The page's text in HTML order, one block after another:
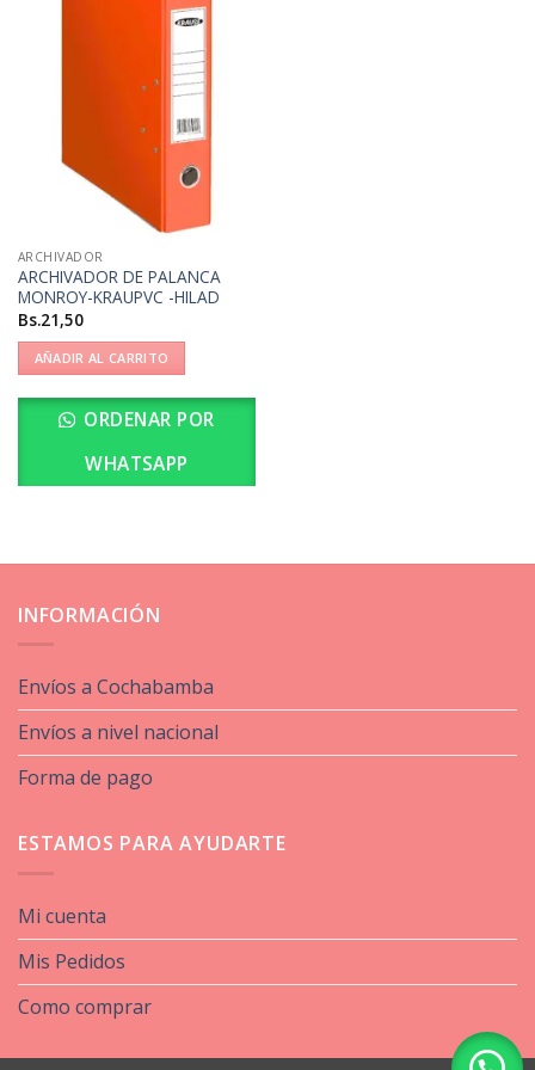
ARCHIVADOR
ARCHIVADOR DE PALANCA
MONROY-KRAUPVC -HILAD
Bs.21,50
AÑADIR AL CARRITO
ORDENAR POR
WHATSAPP
INFORMACIÓN
Envíos a Cochabamba
Envíos a nivel nacional
Forma de pago
ESTAMOS PARA AYUDARTE
Mi cuenta
Mis Pedidos
Como comprar